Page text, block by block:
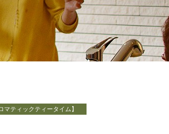
マティックティータイム】